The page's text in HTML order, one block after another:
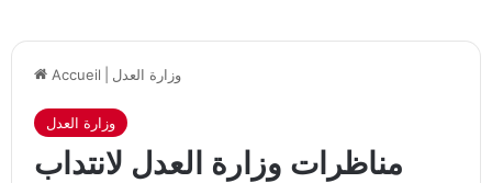
Accueil وزارة العدل
وزارة العدل
مناظرات وزارة العدل لانتداب